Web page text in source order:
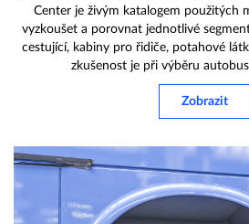
Center je živým katalogem použitých
vyzkoušet a porovnat jednotlivé
cestující, kabiny pro řidiče, potahové
zkušenost je při výběru
Zobrazit